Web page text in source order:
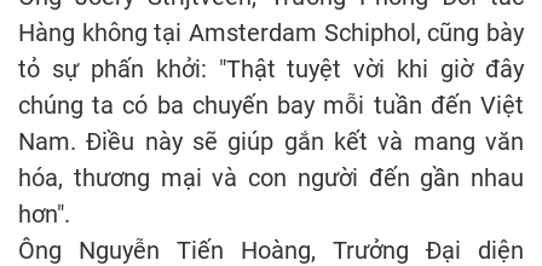
Hàng không tại Amsterdam Schiphol, cũng bày
tỏ sự phấn khởi: "Thật tuyệt vời khi giờ đây
chúng ta có ba chuyến bay mỗi tuần đến Việt
Nam. Điều này sẽ giúp gắn kết và mang văn
hóa, thương mại và con người đến gần nhau
hơn".
Ông Nguyễn Tiến Hoàng, Trưởng Đại diện